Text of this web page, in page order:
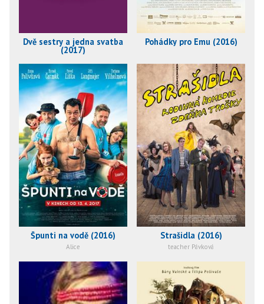
Dvě sestry a jedna svatba
(2017)
Pohádky pro Emu (2016)
Špunti na vodě (2016)
Alice
Strašidla (2016)
teacher Pávková